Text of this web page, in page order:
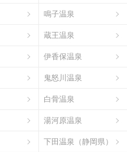
鳴子温泉
蔵王温泉
伊香保温泉
鬼怒川温泉
白骨温泉
湯河原温泉
下田温泉（静岡県）